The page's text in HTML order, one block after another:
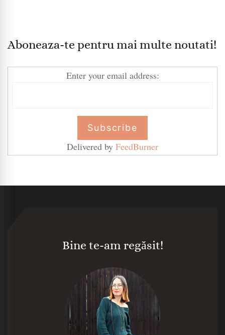
Aboneaza-te pentru mai multe noutati!
Enter your email address:
Delivered by FeedBurner
Bine te-am regăsit!